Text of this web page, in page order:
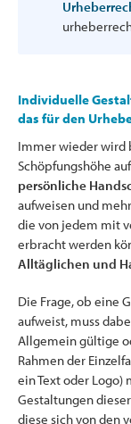
Individuelle
das für den
Immer wieder wird
Schöpfungshöhe
persönliche
aufweisen und mehr
die von jedem mit
erbracht werden
Alltäglichen und
Die Frage, ob eine
aufweist, muss
Allgemein gültige
Rahmen der
ein Text oder
Gestaltungen
diese sich von den